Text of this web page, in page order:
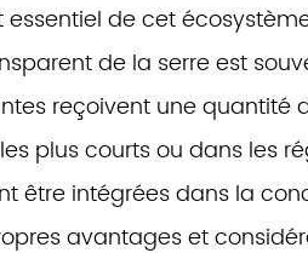
de cet
de la serre est
reçoivent une quantité
plus courts ou dans les
être intégrées dans la
avantages et